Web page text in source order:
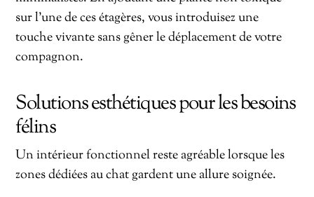
sur l’une de ces étagères, vous introduisez une
touche vivante sans gêner le déplacement de votre
compagnon.
Solutions esthétiques pour les besoins
félins
Un intérieur fonctionnel reste agréable lorsque les
zones dédiées au chat gardent une allure soignée.